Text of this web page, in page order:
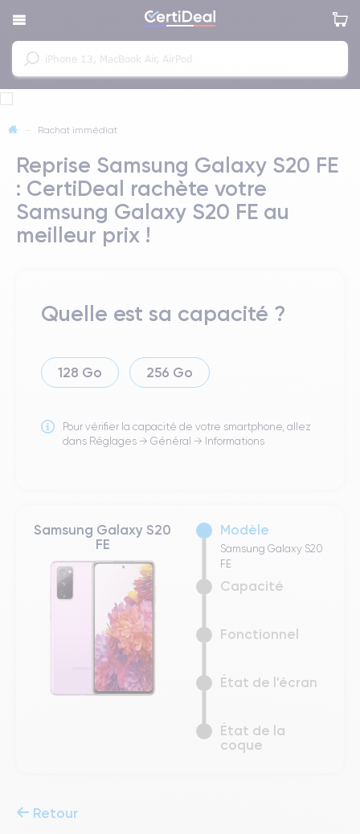
Rachat immédiat
Reprise Samsung Galaxy S20 FE
: CertiDeal rachète votre
Samsung Galaxy S20 FE au
meilleur prix !
Quelle est sa capacité ?
128 Go 256 Go
Pour vérifier la capacité de votre smartphone, allez
dans Réglages → Général → Informations
Samsung Galaxy S20
FE
Modèle
Samsung Galaxy S20
FE
Capacité
Fonctionnel
État de l'écran
État de la
coque
Retour